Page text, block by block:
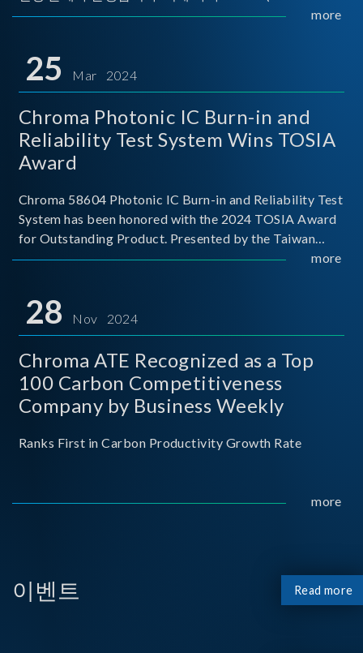
Implementers Forum)는 USB Power Delivery(PD) 전력
서는 USB PD를 지원하는 다양한 제품들이 출시되고 있
습니다. 스마트폰, 디지털 카메라, 모바일 기기, 외장 스토
리지, 노트북, 디스플레이 등에서 하나의
more
25 Mar 2024
Chroma Photonic IC Burn-in and
Reliability Test System Wins TOSIA
Award
Chroma 58604 Photonic IC Burn-in and Reliability Test
System has been honored with the 2024 TOSIA Award
for Outstanding Product. Presented by the Taiwan
Optoelectronic and Semiconductor Industry
for thei
more
28 Nov 2024
Chroma ATE Recognized as a Top
100 Carbon Competitiveness
Company by Business Weekly
Ranks First in Carbon Productivity Growth Rate
more
이벤트 Read more